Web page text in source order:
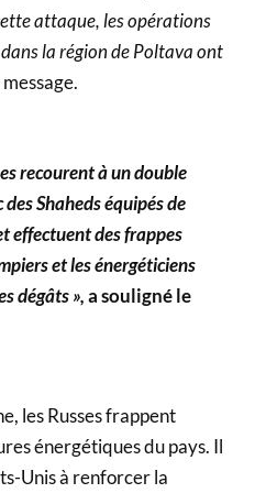
attaque, les opérations
la région de Poltava ont
recourent à un double
Shaheds équipés de
effectuent des frappes
et les énergéticiens
dégâts »,a souligné le
les Russes frappent
énergétiques du pays. Il
Unis à renforcer la